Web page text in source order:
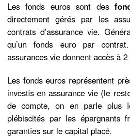
Les fonds euros sont des
directement gérés par les
contrats d’assurance vie.
qu’un fonds euro par
assurances vie donnent accès à
Les fonds euros représentent
investis en assurance vie (le
de compte, on en parle plus
plébiscités par les épargnants
garanties sur le capital placé.